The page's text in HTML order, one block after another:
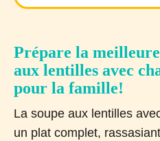
Prépare la
aux lentilles avec
pour la famille!
La soupe aux lentilles
un plat complet,